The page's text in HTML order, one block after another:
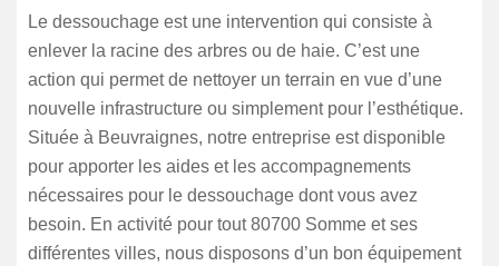
Le dessouchage est une intervention qui consiste à
enlever la racine des arbres ou de haie. C’est une
action qui permet de nettoyer un terrain en vue d’une
nouvelle infrastructure ou simplement pour l’esthétique.
Située à Beuvraignes, notre entreprise est disponible
pour apporter les aides et les accompagnements
nécessaires pour le dessouchage dont vous avez
besoin. En activité pour tout 80700 Somme et ses
différentes villes, nous disposons d’un bon équipement